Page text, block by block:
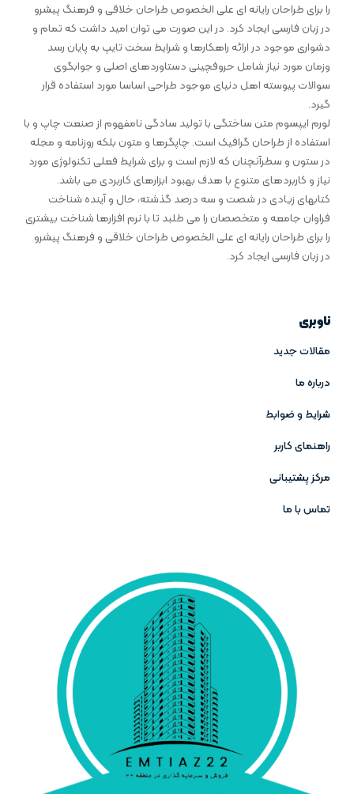
را برای طراحان رایانه ای علی الخصوص طراحان خلاقی و فرهنگ پیشرو
در زبان فارسی ایجاد کرد. در این صورت می توان امید داشت که تمام و
دشواری موجود در ارائه راهکارها و شرایط سخت تایپ به پایان رسد
وزمان مورد نیاز شامل حروفچینی دستاوردهای اصلی و جوابگوی
سوالات پیوسته اهل دنیای موجود طراحی اساسا مورد استفاده قرار
گیرد.
لورم ایپسوم متن ساختگی با تولید سادگی نامفهوم از صنعت چاپ و با
استفاده از طراحان گرافیک است. چاپگرها و متون بلکه روزنامه و مجله
در ستون و سطرآنچنان که لازم است و برای شرایط فعلی تکنولوژی مورد
نیاز و کاربردهای متنوع با هدف بهبود ابزارهای کاربردی می باشد.
کتابهای زیادی در شصت و سه درصد گذشته، حال و آینده شناخت
فراوان جامعه و متخصصان را می طلبد تا با نرم افزارها شناخت بیشتری
را برای طراحان رایانه ای علی الخصوص طراحان خلاقی و فرهنگ پیشرو
در زبان فارسی ایجاد کرد.
ناوبری
مقالات جدید
درباره ما
شرایط و ضوابط
راهنمای کاربر
مرکز پشتیبانی
تماس با ما